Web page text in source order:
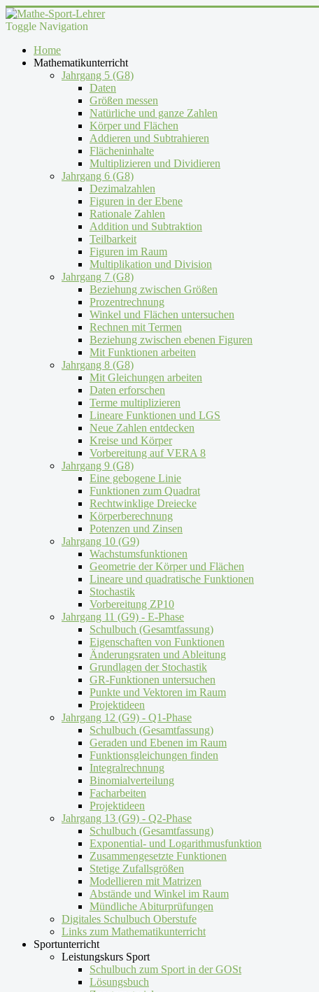
Toggle Navigation
Home
Mathematikunterricht
Jahrgang 5 (G8)
Daten
Größen messen
Natürliche und ganze Zahlen
Körper und Flächen
Addieren und Subtrahieren
Flächeninhalte
Multiplizieren und Dividieren
Jahrgang 6 (G8)
Dezimalzahlen
Figuren in der Ebene
Rationale Zahlen
Addition und Subtraktion
Teilbarkeit
Figuren im Raum
Multiplikation und Division
Jahrgang 7 (G8)
Beziehung zwischen Größen
Prozentrechnung
Winkel und Flächen untersuchen
Rechnen mit Termen
Beziehung zwischen ebenen Figuren
Mit Funktionen arbeiten
Jahrgang 8 (G8)
Mit Gleichungen arbeiten
Daten erforschen
Terme multiplizieren
Lineare Funktionen und LGS
Neue Zahlen entdecken
Kreise und Körper
Vorbereitung auf VERA 8
Jahrgang 9 (G8)
Eine gebogene Linie
Funktionen zum Quadrat
Rechtwinklige Dreiecke
Körperberechnung
Potenzen und Zinsen
Jahrgang 10 (G9)
Wachstumsfunktionen
Geometrie der Körper und Flächen
Lineare und quadratische Funktionen
Stochastik
Vorbereitung ZP10
Jahrgang 11 (G9) - E-Phase
Schulbuch (Gesamtfassung)
Eigenschaften von Funktionen
Änderungsraten und Ableitung
Grundlagen der Stochastik
GR-Funktionen untersuchen
Punkte und Vektoren im Raum
Projektideen
Jahrgang 12 (G9) - Q1-Phase
Schulbuch (Gesamtfassung)
Geraden und Ebenen im Raum
Funktionsgleichungen finden
Integralrechnung
Binomialverteilung
Facharbeiten
Projektideen
Jahrgang 13 (G9) - Q2-Phase
Schulbuch (Gesamtfassung)
Exponential- und Logarithmusfunktion
Zusammengesetzte Funktionen
Stetige Zufallsgrößen
Modellieren mit Matrizen
Abstände und Winkel im Raum
Mündliche Abiturprüfungen
Digitales Schulbuch Oberstufe
Links zum Mathematikunterricht
Sportunterricht
Leistungskurs Sport
Schulbuch zum Sport in der GOSt
Lösungsbuch